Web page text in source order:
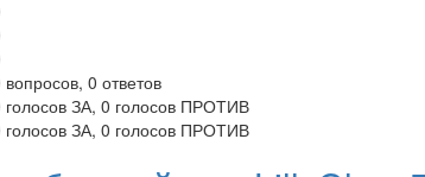
вопросов, 0 ответов
голосов ЗА, 0 голосов ПРОТИВ
голосов ЗА, 0 голосов ПРОТИВ